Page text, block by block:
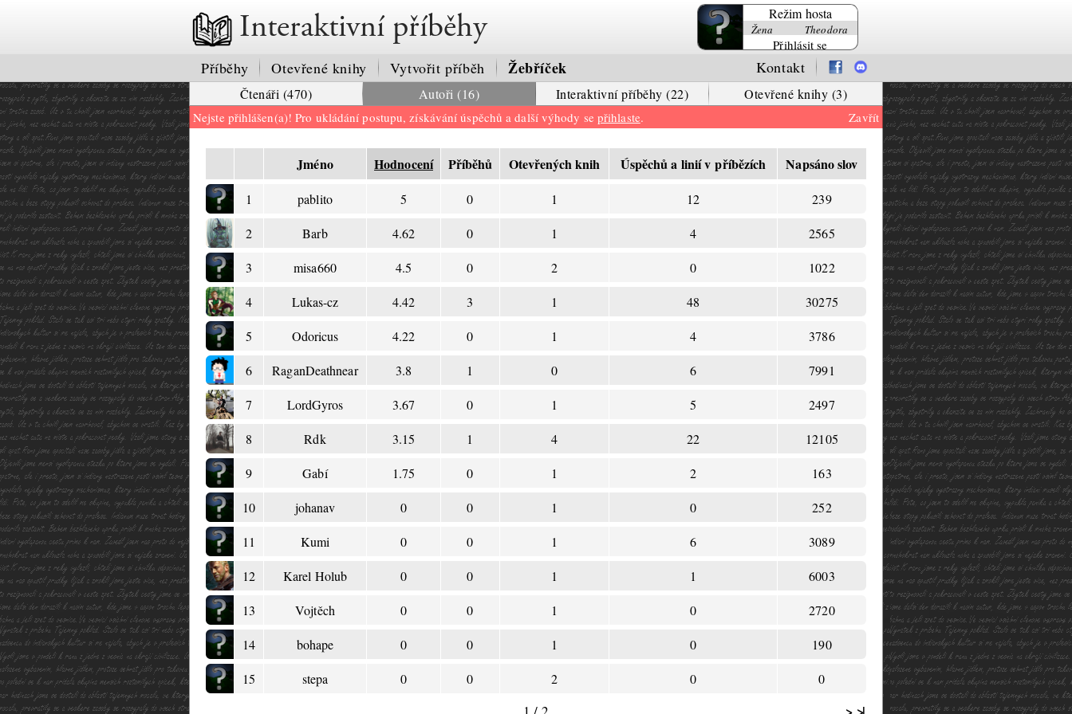
Interaktivní příběhy Režim hosta
Žena Theodora
Přihlásit se
Příběhy Otevřené knihy Vytvořit příběh Žebříček Kontakt
Čtenáři (470) Autoři (16) Interaktivní příběhy (22) Otevřené knihy (3)
Nejste přihlášen(a)! Pro ukládání postupu, získávání úspěchů a další výhody se přihlaste. Zavřít
Jméno Hodnocení Příběhů Otevřených knih Úspěchů a linií v příbězích Napsáno slov
1 pablito 5 0 1 12 239
2 Barb 4.62 0 1 4 2565
3 misa660 4.5 0 2 0 1022
4 Lukas-cz 4.42 3 1 48 30275
5 Odoricus 4.22 0 1 4 3786
6 RaganDeathnear 3.8 1 0 6 7991
7 LordGyros 3.67 0 1 5 2497
8 Rdk 3.15 1 4 22 12105
9 Gabí 1.75 0 1 2 163
10 johanav 0 0 1 0 252
11 Kumi 0 0 1 6 3089
12 Karel Holub 0 0 1 1 6003
13 Vojtěch 0 0 1 0 2720
14 bohape 0 0 1 0 190
15 stepa 0 0 2 0 0